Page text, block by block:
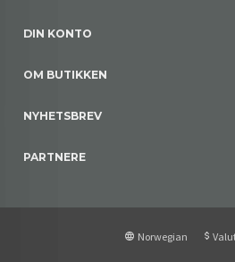
DIN KONTO
OM BUTIKKEN
NYHETSBREV
PARTNERE
Norwegian